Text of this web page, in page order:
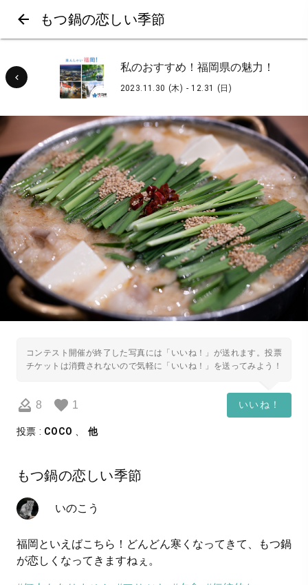
もつ鍋の恋しい季節
私のおすすめ！福岡県の魅力！
2023.11.30 (木) - 12.31 (日)
コンテスト開催が終了した写真には「いいね！」が送れます。投票
チケットは消費されないので気軽に「いいね！」を送ってみよう！
8 1 いいね！
投票 : COCO 他
もつ鍋の恋しい季節
いのこう
福岡といえばこちら！どんどん寒くなってきて、もつ鍋
が恋しくなってきますねぇ。